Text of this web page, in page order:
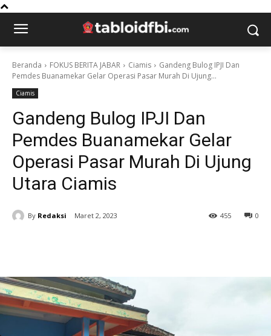
Beranda FOKUS BERITA JABAR Ciamis
Gandeng Bulog IPJI Dan
Pemdes Buanamekar Gelar Operasi Pasar Murah Di Ujung...
Ciamis
Gandeng Bulog IPJI Dan
Pemdes Buanamekar Gelar
Operasi Pasar Murah Di Ujung
Utara Ciamis
By Redaksi Maret 2, 2023 0
455